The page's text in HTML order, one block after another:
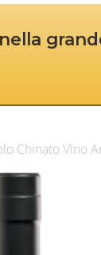
Chinato Vino